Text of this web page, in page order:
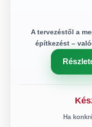
A tervezéstől a
építkezést –
Ha